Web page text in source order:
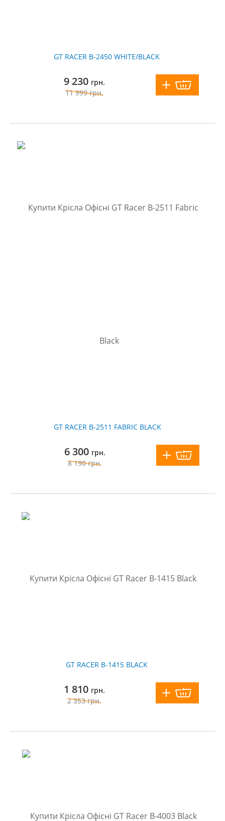
GT RACER B-2450 WHITE/BLACK
9 230 грн.
11 999грн.
GT RACER B-2511 FABRIC BLACK
6 300 грн.
8 190грн.
GT RACER B-1415 BLACK
1 810 грн.
2 353грн.